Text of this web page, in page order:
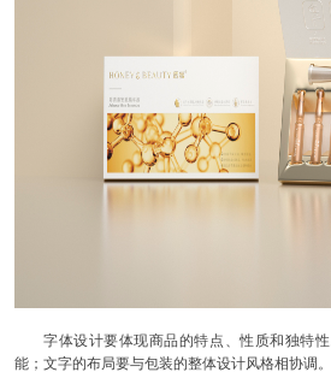
字体设计要体现商品的特点、性质和独特性
能；文字的布局要与包装的整体设计风格相协调。